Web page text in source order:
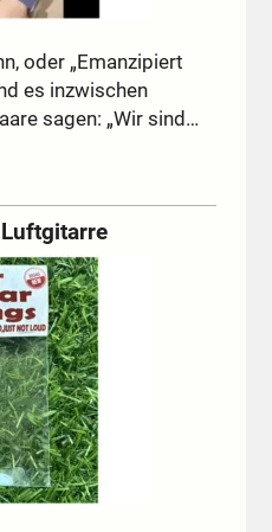
oder „Emanzipiert
es inzwischen
sagen: „Wir sind…